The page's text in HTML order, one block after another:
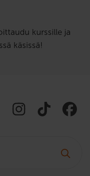
kurssille ja
käsissä!